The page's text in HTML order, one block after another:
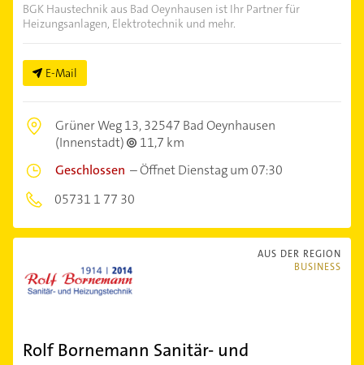
BGK Haustechnik aus Bad Oeynhausen ist Ihr Partner für
Heizungsanlagen, Elektrotechnik und mehr.
E-Mail
Grüner Weg 13,32547 Bad Oeynhausen
(Innenstadt)
11,7 km
Geschlossen –Öffnet Dienstag um 07:30
05731 1 77 30
AUS DER REGION
BUSINESS
Rolf Bornemann Sanitär- und